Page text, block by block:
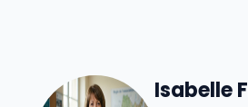
Isabelle